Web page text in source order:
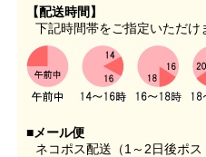
【配送時間】
下記時間帯をご指定いただけ
■メール便
ネコポス配送（1～2日後ポ